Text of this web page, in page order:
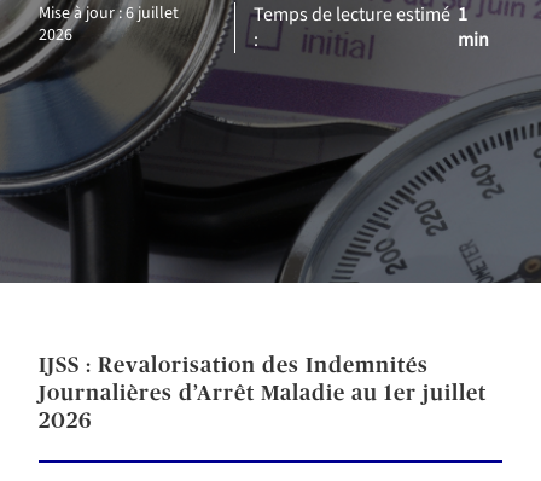
Mise à jour : 6 juillet
2026
Temps de lecture estimé
:
1
min
IJSS : Revalorisation des Indemnités
Journalières d’Arrêt Maladie au 1er juillet
2026